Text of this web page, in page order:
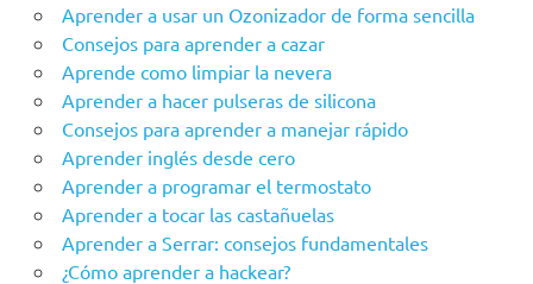
Aprender a usar un Ozonizador de forma sencilla
Consejos para aprender a cazar
Aprende como limpiar la nevera
Aprender a hacer pulseras de silicona
Consejos para aprender a manejar rápido
Aprender inglés desde cero
Aprender a programar el termostato
Aprender a tocar las castañuelas
Aprender a Serrar: consejos fundamentales
¿Cómo aprender a hackear?